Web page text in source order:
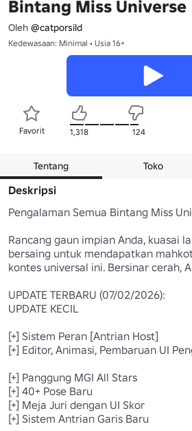
Bintang Miss Universe
Oleh @catporsild
Kedewasaan: Minimal • Usia 16+
Favorit 1,318 124
Tentang Toko
Deskripsi
Pengalaman Semua Bintang Miss
Rancang gaun impian Anda, kuasai
bersaing untuk mendapatkan
kontes universal ini. Bersinar cerah,
UPDATE TERBARU (07/02/2026):
UPDATE KECIL
[+] Sistem Peran [Antrian Host]
[+] Editor, Animasi, Pembaruan UI
[+] Panggung MGI All Stars
[+] 40+ Pose Baru
[+] Meja Juri dengan UI Skor
[+] Sistem Antrian Garis Baru